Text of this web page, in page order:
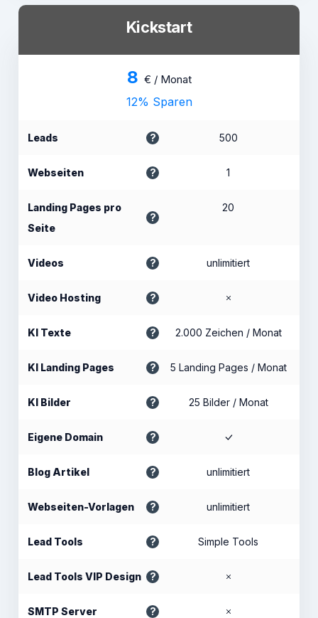
Kickstart
8 € / Monat
12% Sparen
Leads 500
Webseiten 1
Landing Pages pro
Seite
20
Videos unlimitiert
Video Hosting
KI Texte 2.000 Zeichen / Monat
KI Landing Pages 5 Landing Pages / Monat
KI Bilder 25 Bilder / Monat
Eigene Domain
Blog Artikel unlimitiert
Webseiten-Vorlagen unlimitiert
Lead Tools Simple Tools
Lead Tools VIP Design
SMTP Server